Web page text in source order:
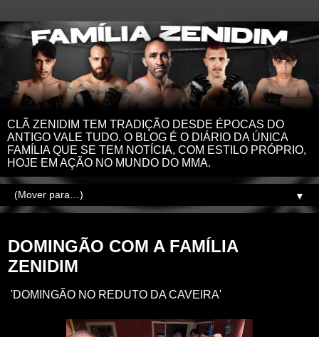
CLÃ ZENIDIM TEM TRADIÇÃO DESDE ÉPOCAS DO
ANTIGO VALE TUDO. O BLOG É O DIÁRIO DA ÚNICA
FAMÍLIA QUE SE TEM NOTÍCIA, COM ESTILO PRÓPRIO,
HOJE EM AÇÃO NO MUNDO DO MMA.
▼
DOMINGÃO COM A FAMÍLIA
ZENIDIM
'DOMINGÃO NO REDUTO DA CAVEIRA'